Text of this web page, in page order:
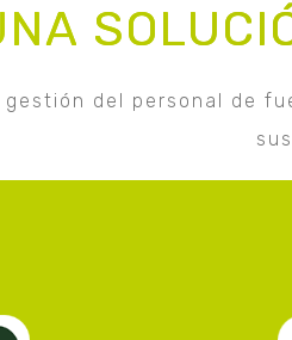
gestión del personal de